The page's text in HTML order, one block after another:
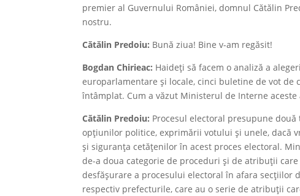
premier al Guvernului României, domnul Cătălin
nostru.
Cătălin Predoiu: Bună ziua! Bine v-am regăsit!
Bogdan Chirieac: Haideți să facem o analiză a
europarlamentare și locale, cinci buletine de vot de
întâmplat. Cum a văzut Ministerul de Interne aceste
Cătălin Predoiu: Procesul electoral presupune
opțiunilor politice, exprimării votului și unele, dacă
și siguranța cetățenilor în acest proces electoral.
de-a doua categorie de proceduri și de atribuții
desfășurare a procesului electoral în afara secțiilor
respectiv prefecturile, care au o serie de atribuții